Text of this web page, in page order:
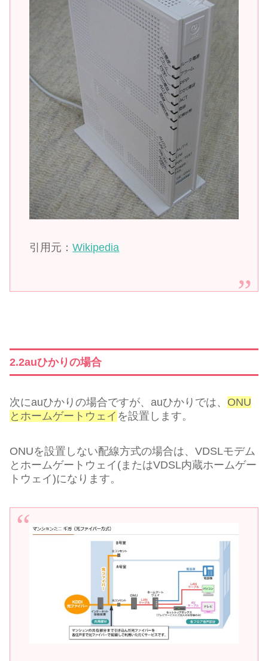
引用元：Wikipedia
2.2auひかりの場合
次にauひかりの場合ですが、auひかりでは、 ONU
とホームゲートウェイ を設置します。
ONUを設置しない配線方式の場合は、VDSLモデム
とホームゲートウェイ(またはVDSL内蔵ホームゲー
トウェイ)になります。